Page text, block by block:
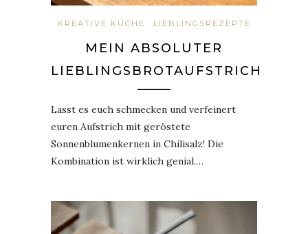
KREATIVE KÜCHE LIEBLINGSREZEPTE
MEIN ABSOLUTER
LIEBLINGSBROTAUFSTRICH
Lasst es euch schmecken und verfeinert
euren Aufstrich mit geröstete
Sonnenblumenkernen in Chilisalz! Die
Kombination ist wirklich genial.…